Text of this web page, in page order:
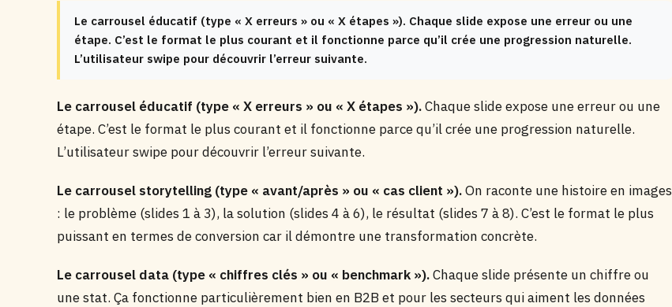
Le carrousel éducatif (type « X erreurs » ou « X étapes »). Chaque slide expose une erreur ou une
étape. C’est le format le plus courant et il fonctionne parce qu’il crée une progression naturelle.
L’utilisateur swipe pour découvrir l’erreur suivante.
Le carrousel éducatif (type « X erreurs » ou « X étapes »).Chaque slide expose une erreur ou une
étape. C’est le format le plus courant et il fonctionne parce qu’il crée une progression naturelle.
L’utilisateur swipe pour découvrir l’erreur suivante.
Le carrousel storytelling (type « avant/après » ou « cas client »).On raconte une histoire en images
: le problème (slides 1 à 3), la solution (slides 4 à 6), le résultat (slides 7 à 8). C’est le format le plus
puissant en termes de conversion car il démontre une transformation concrète.
Le carrousel data (type « chiffres clés » ou « benchmark »).Chaque slide présente un chiffre ou
une stat. Ça fonctionne particulièrement bien en B2B et pour les secteurs qui aiment les données